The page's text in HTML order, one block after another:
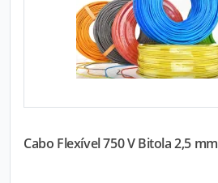
Cabo Flexível 750 V Bitola 2,5 mm